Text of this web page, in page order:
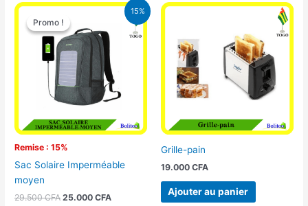
15%
Promo !
Remise : 15%
Promo !
Sac Solaire Imperméable
moyen
29.500CFA
Le
prix
initial
était :
29.500 CFA.
25.000CFA
Le
prix
actuel
Grille-pain
19.000 CFA
Ajouter au panier